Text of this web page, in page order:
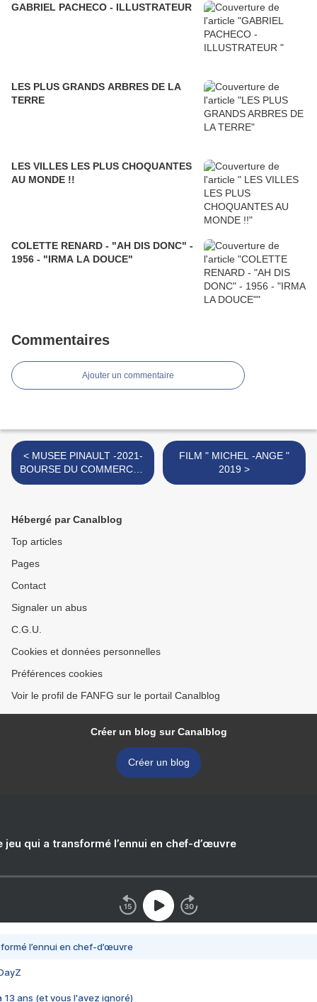
GABRIEL PACHECO - ILLUSTRATEUR
LES PLUS GRANDS ARBRES DE LA
TERRE
LES VILLES LES PLUS CHOQUANTES
AU MONDE !!
COLETTE RENARD - "AH DIS DONC" -
1956 - "IRMA LA DOUCE"
Commentaires
Ajouter un commentaire
< MUSEE PINAULT -2021-
BOURSE DU COMMERCE -
PARIS
FILM " MICHEL -ANGE "
2019 >
Hébergé par Canalblog
Top articles
Pages
Contact
Signaler un abus
C.G.U.
Cookies et données personnelles
Préférences cookies
Voir le profil de FANFG sur le portail Canalblog
Créer un blog sur Canalblog
Créer un blog
jeu qui a transformé l’ennui en chef-d’œuvre
l’ennui en chef-d’œuvre
13 ans (et vous l'avez ignoré)